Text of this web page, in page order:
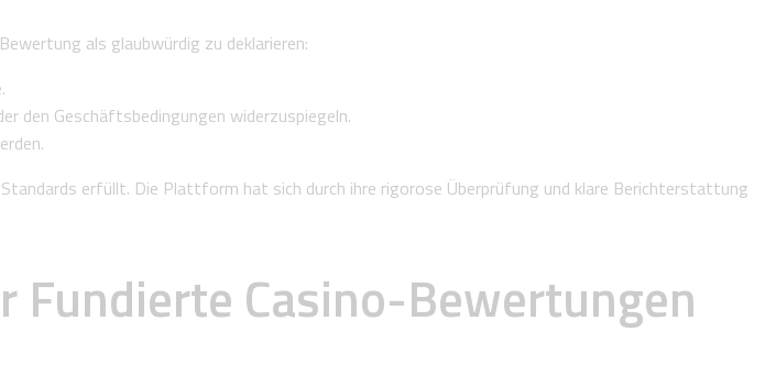
als glaubwürdig zu deklarieren:
den Geschäftsbedingungen widerzuspiegeln.
erfüllt. Die Plattform hat sich durch ihre rigorose Überprüfung und klare Berichterstattung
Fundierte Casino-Bewertungen